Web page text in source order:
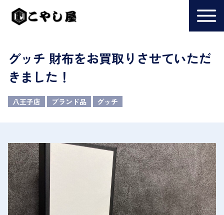
グッチ 財布をお買取りさせていただ
きました！
八王子店 ブランド品 グッチ